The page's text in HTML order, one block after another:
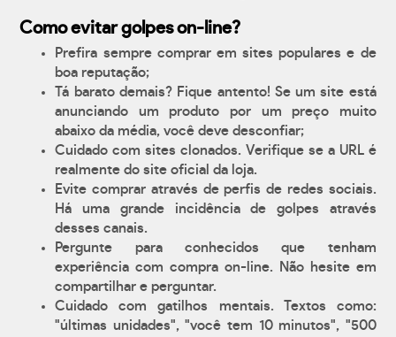
Como evitar golpes on-line?
Prefira sempre comprar em sites populares e de
boa reputação;
Tá barato demais? Fique antento! Se um site está
anunciando um produto por um preço muito
abaixo da média, você deve desconfiar;
Cuidado com sites clonados. Verifique se a URL é
realmente do site oficial da loja.
Evite comprar através de perfis de redes sociais.
Há uma grande incidência de golpes através
desses canais.
Pergunte para conhecidos que tenham
experiência com compra on-line. Não hesite em
compartilhar e perguntar.
Cuidado com gatilhos mentais. Textos como:
"últimas unidades", "você tem 10 minutos", "500